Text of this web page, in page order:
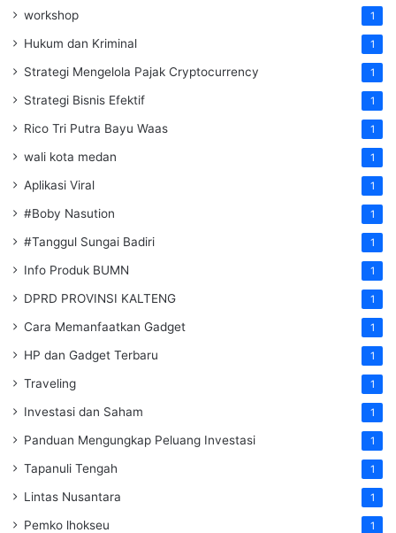
workshop 1
Hukum dan Kriminal 1
Strategi Mengelola Pajak Cryptocurrency 1
Strategi Bisnis Efektif 1
Rico Tri Putra Bayu Waas 1
wali kota medan 1
Aplikasi Viral 1
#Boby Nasution 1
#Tanggul Sungai Badiri 1
Info Produk BUMN 1
DPRD PROVINSI KALTENG 1
Cara Memanfaatkan Gadget 1
HP dan Gadget Terbaru 1
Traveling 1
Investasi dan Saham 1
Panduan Mengungkap Peluang Investasi 1
Tapanuli Tengah 1
Lintas Nusantara 1
Pemko lhokseu 1